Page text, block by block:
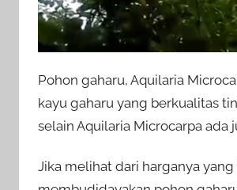
Pohon gaharu, Aquilaria
kayu gaharu yang berkualitas
selain Aquilaria Microcarpa ada
Jika melihat dari harganya